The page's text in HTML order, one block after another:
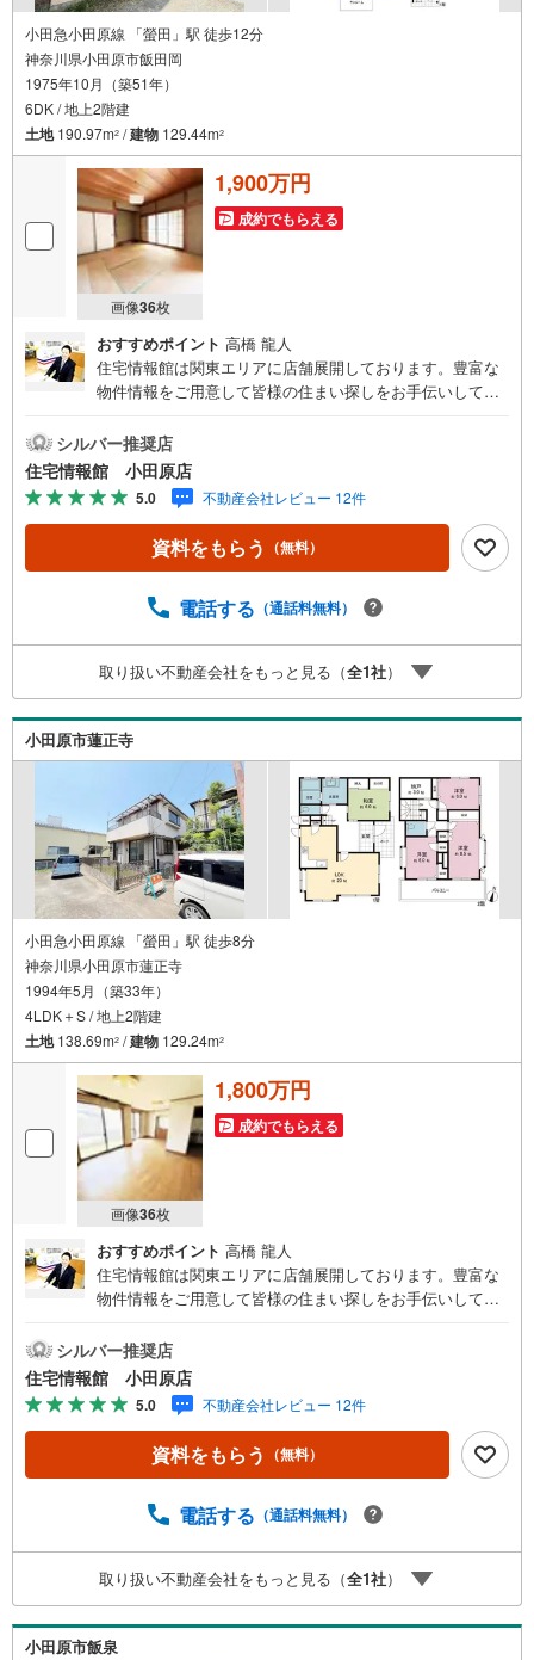
小田急小田原線 「螢田」駅 徒歩12分
神奈川県小田原市飯田岡
1975年10月（築51年）
6DK / 地上2階建
土地190.97m2 /建物 129.44m2
画像36枚
1,900万円
成約でもらえる
おすすめポイント 高橋 龍人
住宅情報館は関東エリアに店舗展開しております。豊富な
物件情報をご用意して皆様の住まい探しをお手伝いしてお
さい。住宅ローン相談会も同時開催中無理のない住宅ロー
ンの試算やご購入の際にかかる諸費用の概算も行っており
ます。しっかりとした資金計画のアドバイスをさせて頂き
ますので、お気軽にご相談ください。
シルバー推奨店
住宅情報館 小田原店
5.0 不動産会社レビュー 12件
資料をもらう （無料）
電話する （通話料無料）
取り扱い不動産会社をもっと見る（全1社）
小田原市蓮正寺
小田急小田原線 「螢田」駅 徒歩8分
神奈川県小田原市蓮正寺
1994年5月（築33年）
4LDK＋S / 地上2階建
土地138.69m2 /建物 129.24m2
画像36枚
1,800万円
成約でもらえる
おすすめポイント 高橋 龍人
住宅情報館は関東エリアに店舗展開しております。豊富な
物件情報をご用意して皆様の住まい探しをお手伝いしてお
さい。住宅ローン相談会も同時開催中無理のない住宅ロー
ンの試算やご購入の際にかかる諸費用の概算も行っており
ます。しっかりとした資金計画のアドバイスをさせて頂き
ますので、お気軽にご相談ください。
シルバー推奨店
住宅情報館 小田原店
5.0 不動産会社レビュー 12件
資料をもらう （無料）
電話する （通話料無料）
取り扱い不動産会社をもっと見る（全1社）
小田原市飯泉